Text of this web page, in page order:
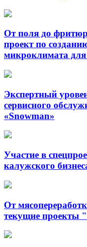
От поля до
проект по
микроклимата для
Экспертный
сервисного
«Snowman»
Участие в
калужского
От
текущие